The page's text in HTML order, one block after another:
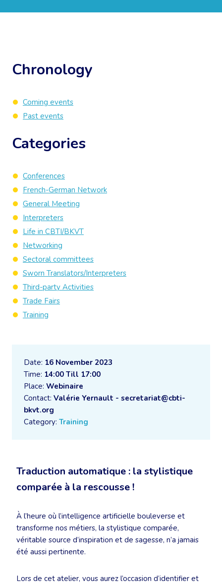
Date: 16 November 2023
Time: 14:00 Till 17:00
Place: Webinaire
Contact: Valérie Yernault - secretariat@cbti-
bkvt.org
Category: Training
Traduction automatique : la stylistique
comparée à la rescousse !
À l’heure où l’intelligence artificielle bouleverse et
transforme nos métiers, la stylistique comparée,
véritable source d’inspiration et de sagesse, n’a jamais
été aussi pertinente.
Lors de cet atelier, vous aurez l’occasion d’identifier et
Chronology
Coming events
Past events
Categories
Conferences
French-German Network
General Meeting
Interpreters
Life in CBTI/BKVT
Networking
Sectoral committees
Sworn Translators/Interpreters
Third-party Activities
Trade Fairs
Training